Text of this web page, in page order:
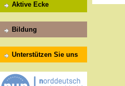
Aktive Ecke
Bildung
Unterstützen Sie uns